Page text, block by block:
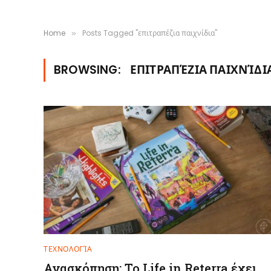
Home » Posts Tagged "επιτραπέζια παιχνίδια"
BROWSING: ΕΠΙΤΡΑΠΈΖΙΑ
ΤΕΧΝΟΛΟΓΊΑ
Ανασκόπηση: Το Life in Reterra έχει